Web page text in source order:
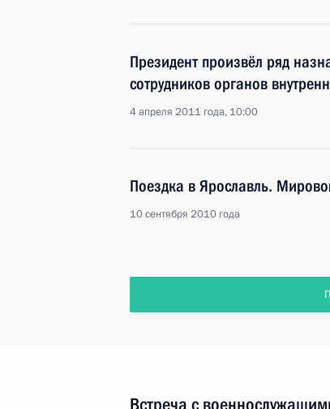
Президент произвёл ряд
сотрудников органов
4 апреля 2011 года, 10:00
Поездка в Ярославль.
10 сентября 2010 года
Встреча с